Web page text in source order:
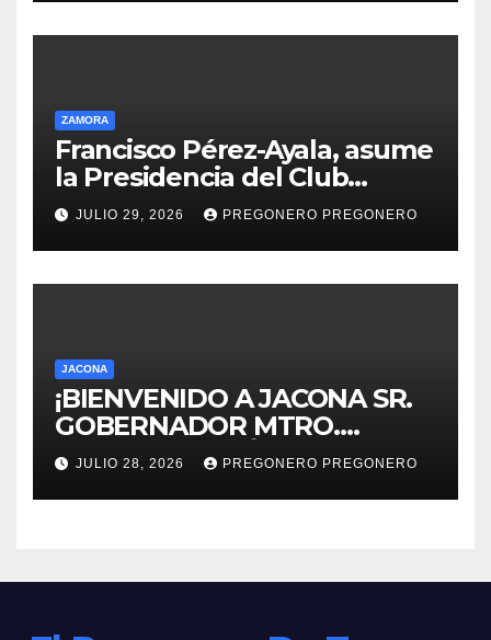
ZAMORA
Francisco Pérez-Ayala, asume
la Presidencia del Club
Rotario Zamora Industrial,
para el periodo 2026–2027
JULIO 29, 2026 PREGONERO PREGONERO
JACONA
¡BIENVENIDO A JACONA SR.
GOBERNADOR MTRO.
ALFREDO RAMÍREZ
BEDOLLA!
JULIO 28, 2026 PREGONERO PREGONERO